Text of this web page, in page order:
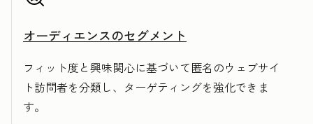
オーディエンスのセグメント
フィット度と興味関心に基づいて匿名のウェブサイ
ト訪問者を分類し、ターゲティングを強化できま
す。